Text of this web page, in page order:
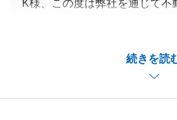
続きを読
K様、この度は弊社を通じて不
のご検討のためにいただき、
引き続き新生活スタート後も